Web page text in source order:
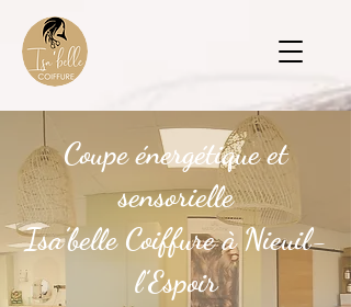
Coupe énergétique et
sensorielle
Isa’belle Coiffure à Nieuil-
l’Espoir